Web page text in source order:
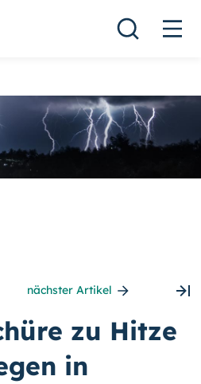
nächster Artikel
zu Hitze
in